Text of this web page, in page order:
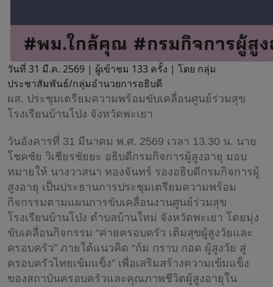
วันที่ 31 มี.ค. 2569 | ผู้เข้าชม 133 ครั้ง | โดย กลุ่ม
ประชาสัมพันธ์/กลุ่มอำนวยการอธิบดี
ผส. ประชุมเตรียมความพร้อมขับเคลื่อนศูนย์ร่วมสุข
โรงเรียนบ้านโป่ง จังหวัดพะเยา
วันอังคารที่ 31 มีนาคม พ.ศ. 2569 เวลา 13.30 น. นาย
โชคชัย วิเชียรชัยยะ อธิบดีกรมกิจการผู้สูงอายุ มอบ
หมายให้ นางวาสนา ทองจันทร์ รองอธิบดีกรมกิจการผู้
สูงอายุ เป็นประธานการประชุมเตรียมความพร้อม
กิจกรรมตามแผนการขับเคลื่อนงานศูนย์ร่วมสุข
โรงเรียนบ้านโป่ง ตำบลบ้านใหม่ จังหวัดพะเยา โดยมุ่ง
ขับเคลื่อนกิจกรรม “ค่ายครอบครัว เติมสุขผู้สูงวัยและ
ครอบครัว” ภายใต้แนวคิด “ก้ม กราบ กอด ผู้สูงวัย สู่
ครอบครัวไทยเข้มแข็ง” เพื่อเสริมสร้างความเข้มแข็ง
ของสถาบันครอบครัวและคุณภาพชีวิตผู้สูงอายุใน